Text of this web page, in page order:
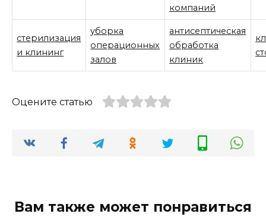
компаний
стерилизация
и клининг
уборка
операционных
залов
антисептическая
обработка
клиник
Оцените статью
Вам также может понравиться